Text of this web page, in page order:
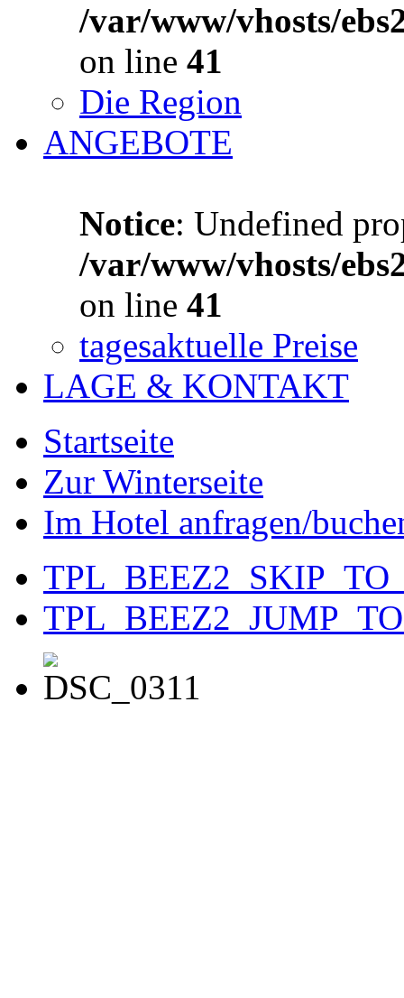
/var/www/vhosts/
on line 41
Die Region
ANGEBOTE
Notice: Undefined
/var/www/vhosts/
on line 41
tagesaktuelle Preise
LAGE & KONTAKT
Startseite
Zur Winterseite
Im Hotel anfragen/